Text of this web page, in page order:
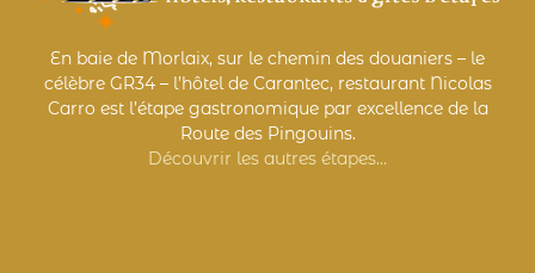
En baie de Morlaix, sur le chemin des douaniers – le
célèbre GR34 – l’hôtel de Carantec, restaurant Nicolas
Carro est l’étape gastronomique par excellence de la
Route des Pingouins.
Découvrir les autres étapes…